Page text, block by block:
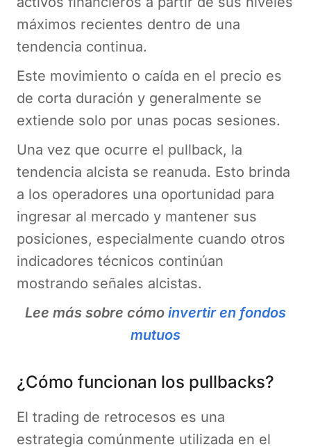
máximos recientes dentro de una
tendencia continua.
Este movimiento o caída en el precio es
de corta duración y generalmente se
extiende solo por unas pocas sesiones.
Una vez que ocurre el pullback, la
tendencia alcista se reanuda. Esto brinda
a los operadores una oportunidad para
ingresar al mercado y mantener sus
posiciones, especialmente cuando otros
indicadores técnicos continúan
mostrando señales alcistas.
Lee más sobre cómo invertir en fondos
mutuos
¿Cómo funcionan los pullbacks?
El trading de retrocesos es una
estrategia comúnmente utilizada en el